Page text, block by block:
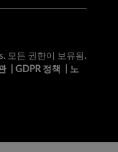
모든 권한이 보유됨.
| GDPR 정책
노